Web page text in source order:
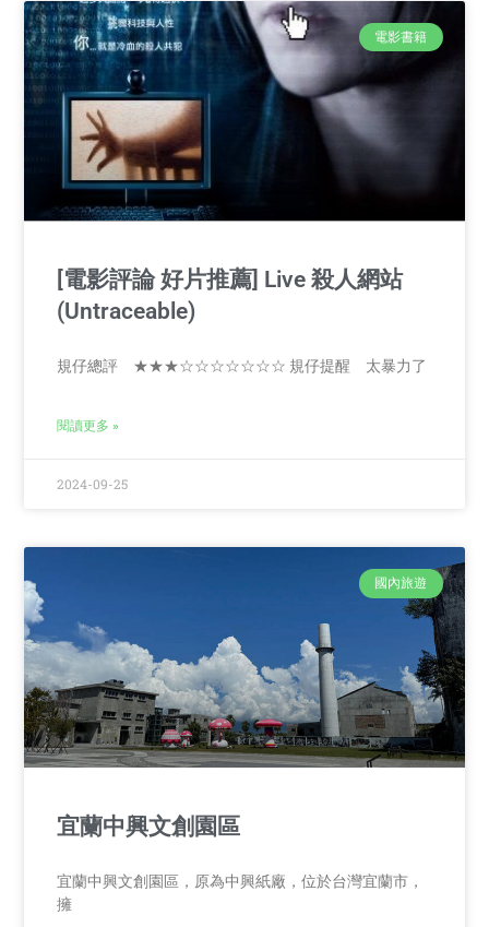
電影書籍
[電影評論 好片推薦] Live 殺人網站
(Untraceable)
規仔總評 ★★★☆☆☆☆☆☆☆ 規仔提醒 太暴力了
閱讀更多 »
2024-09-25
國內旅遊
宜蘭中興文創園區
宜蘭中興文創園區，原為中興紙廠，位於台灣宜蘭市，
擁